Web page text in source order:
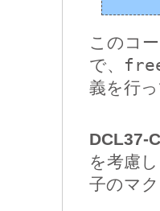
このコ
で、
義を行
DCL37-
を考慮
子のマ